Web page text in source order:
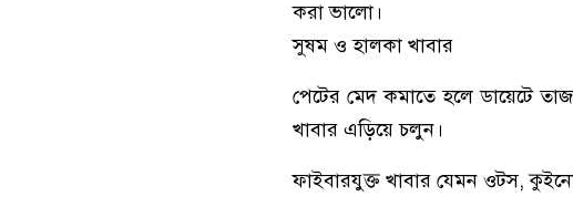
করা ভালো।
সুষম ও হালকা খাবার
পেটের মেদ কমাতে হলে ডায়েটে
খাবার এড়িয়ে চলুন।
ফাইবারযুক্ত খাবার যেমন ওটস,